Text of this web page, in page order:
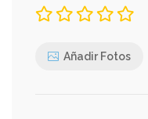
Añadir Fotos